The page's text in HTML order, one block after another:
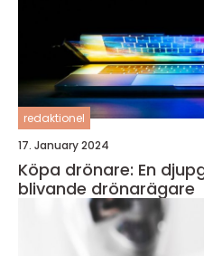
redaktionel
17. January 2024
Köpa drönare: En
blivande drönarägare